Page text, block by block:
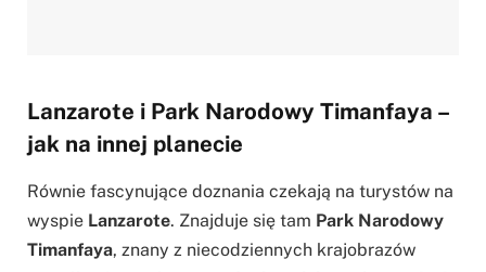
Lanzarote i Park Narodowy Timanfaya –
jak na innej planecie
Równie fascynujące doznania czekają na turystów na
wyspie Lanzarote. Znajduje się tam Park Narodowy
Timanfaya, znany z niecodziennych krajobrazów